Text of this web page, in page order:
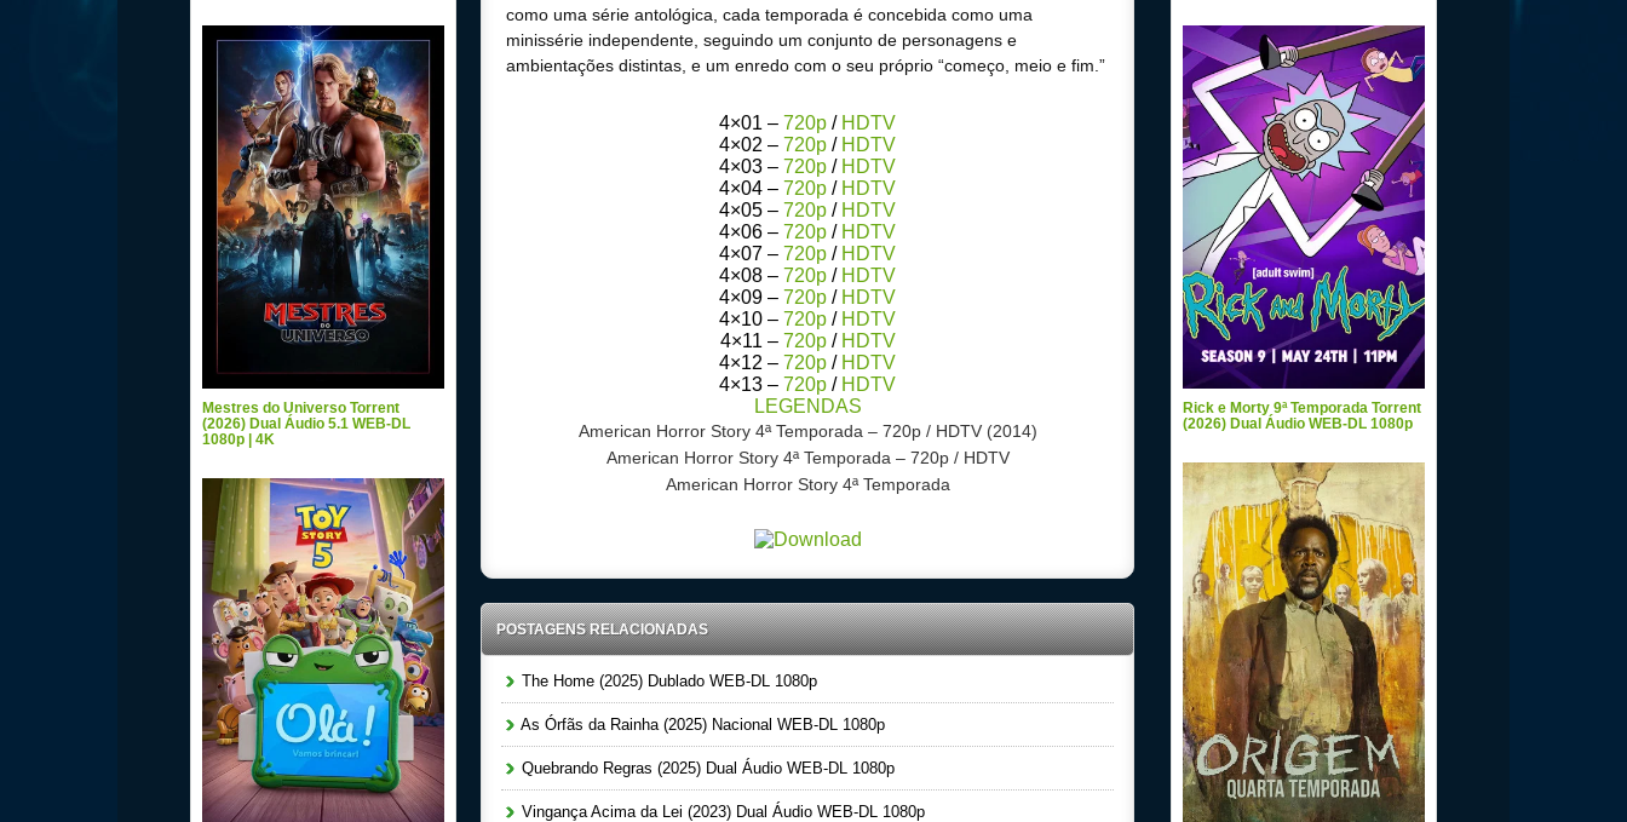
como uma série antológica, cada temporada é concebida como uma
minissérie independente, seguindo um conjunto de personagens e
ambientações distintas, e um enredo com o seu próprio “começo, meio e fim.”
4×01 – 720p / HDTV
4×02 – 720p / HDTV
4×03 – 720p / HDTV
4×04 – 720p / HDTV
4×05 – 720p / HDTV
4×06 – 720p / HDTV
4×07 – 720p / HDTV
4×08 – 720p / HDTV
4×09 – 720p / HDTV
4×10 – 720p / HDTV
4×11 – 720p/ HDTV
4×12 – 720p / HDTV
4×13 – 720p / HDTV
LEGENDAS
American Horror Story 4ª Temporada – 720p / HDTV (2014)
American Horror Story 4ª Temporada – 720p / HDTV
American Horror Story 4ª Temporada
POSTAGENS RELACIONADAS
The Home (2025) Dublado WEB-DL 1080p
As Órfãs da Rainha (2025) Nacional WEB-DL 1080p
Quebrando Regras (2025) Dual Áudio WEB-DL 1080p
Vingança Acima da Lei (2023) Dual Áudio WEB-DL 1080p
Mestres do Universo Torrent
(2026) Dual Áudio 5.1 WEB-DL
1080p | 4K
Rick e Morty 9ª Temporada Torrent
(2026) Dual Áudio WEB-DL 1080p